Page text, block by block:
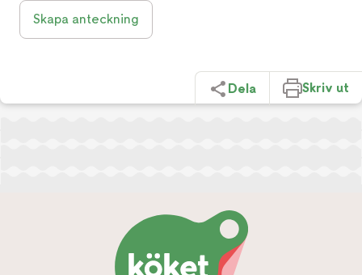
Skapa anteckning
Dela Skriv ut